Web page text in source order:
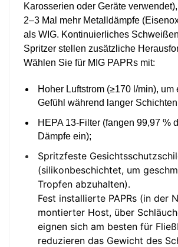
Karosserien oder Geräte
2–3 Mal mehr Metalldämpfe
als WIG. Kontinuierliches
Spritzer stellen zusätzliche
Wählen Sie für MIG PAPRs mit:
Hoher Luftstrom (≥170 l/min), um
Gefühl während langer
HEPA 13-Filter (fangen 99,97 %
Dämpfe ein);
Spritzfeste
(silikonbeschichtet, um
Tropfen abzuhalten).
Fest installierte PAPRs (in der
montierter Host, über
eignen sich am besten für
reduzieren das Gewicht des